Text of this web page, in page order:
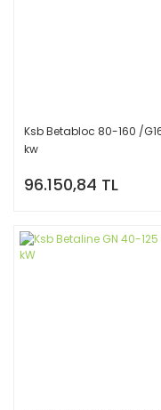
Ksb Betabloc 80-160 /G16
kw
96.150,84 TL